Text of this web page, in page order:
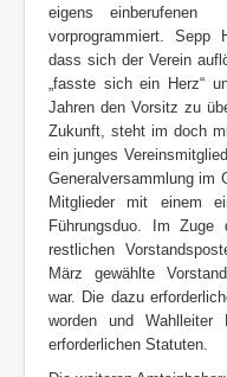
eigens einberufenen
vorprogrammiert. Sepp
dass sich der Verein
„fasste sich ein Herz“
Jahren den Vorsitz zu
Zukunft, steht im doch
ein junges
Generalversammlung im
Mitglieder mit einem
Führungsduo. Im Zuge
restlichen
März gewählte
war. Die dazu
worden und Wahlleiter
erforderlichen Statuten.